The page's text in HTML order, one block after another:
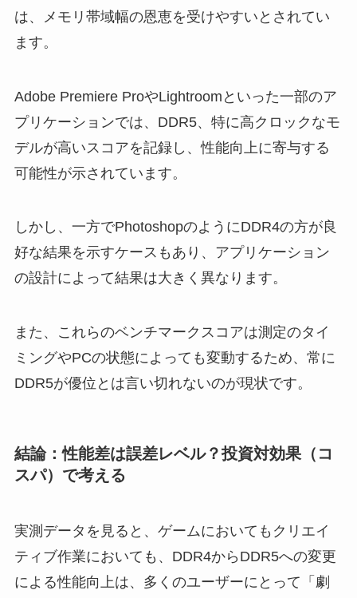
は、メモリ帯域幅の恩恵を受けやすいとされてい
ます。
Adobe Premiere ProやLightroomといった一部のア
プリケーションでは、DDR5、特に高クロックなモ
デルが高いスコアを記録し、性能向上に寄与する
可能性が示されています。
しかし、一方でPhotoshopのようにDDR4の方が良
好な結果を示すケースもあり、アプリケーション
の設計によって結果は大きく異なります。
また、これらのベンチマークスコアは測定のタイ
ミングやPCの状態によっても変動するため、常に
DDR5が優位とは言い切れないのが現状です。
結論：性能差は誤差レベル？投資対効果（コ
スパ）で考える
実測データを見ると、ゲームにおいてもクリエイ
ティブ作業においても、DDR4からDDR5への変更
による性能向上は、多くのユーザーにとって「劇